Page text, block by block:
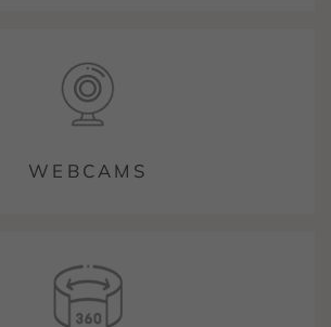
WEBCAMS